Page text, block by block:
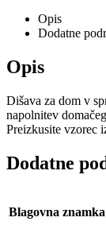
Opis
Dodatne
Opis
Dišava za dom v
napolnitev
Preizkusite vzorec
Dodatne
Blagovna znamka